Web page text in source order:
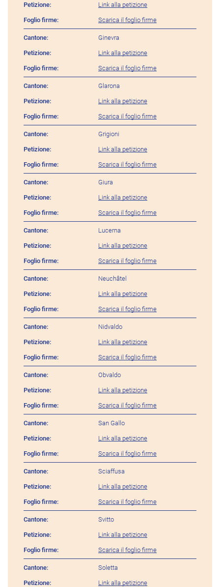
Link alla petizione
Scarica il foglio firme
Ginevra
Link alla petizione
Scarica il foglio firme
Glarona
Link alla petizione
Scarica il foglio firme
Grigioni
Link alla petizione
Scarica il foglio firme
Giura
Link alla petizione
Scarica il foglio firme
Lucerna
Link alla petizione
Scarica il foglio firme
Neuchâtel
Link alla petizione
Scarica il foglio firme
Nidvaldo
Link alla petizione
Scarica il foglio firme
Obvaldo
Link alla petizione
Scarica il foglio firme
San Gallo
Link alla petizione
Scarica il foglio firme
Sciaffusa
Link alla petizione
Scarica il foglio firme
Svitto
Link alla petizione
Scarica il foglio firme
Soletta
Link alla petizione